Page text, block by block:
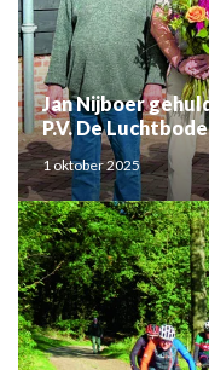
Jan Nijboer
P.V. De Luchtbode
1 oktober 2025